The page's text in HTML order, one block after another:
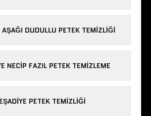
AŞAĞI DUDULLU PETEK TEMIZLIĞI
NECIP FAZIL PETEK TEMIZLEME
PETEK TEMIZLIĞI